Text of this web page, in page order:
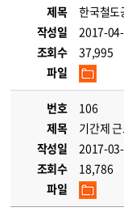
제목
한국철도
작성일
2017-
조회수
37,995
파일
번호
106
제목
기간제
작성일
2017-
조회수
18,786
파일